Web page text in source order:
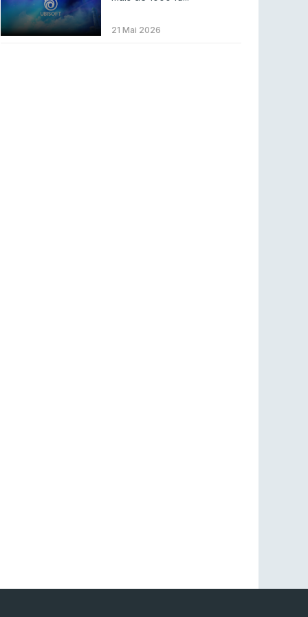
MOUZ surpreende Spirit para vencer BLAST
Bounty
21 Mai 2026